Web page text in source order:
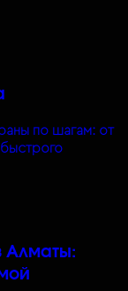
по шагам: от
быстрого
Алматы: